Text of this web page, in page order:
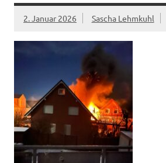
2. Januar 2026 Sascha Lehmkuhl